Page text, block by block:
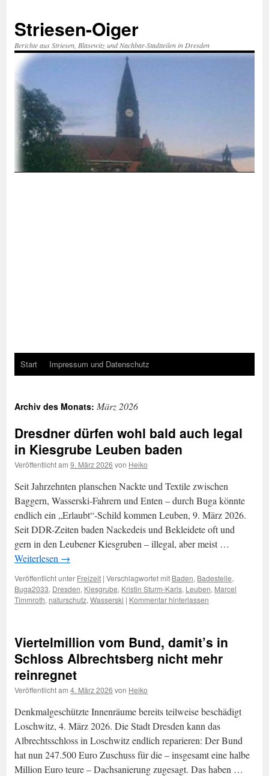
springen
Striesen-Oiger
Berichte aus Striesen, Blasewitz und Nachbar-Stadtteilen in Dresden
Start Impressum und Datenschutz
Archiv des Monats: März 2026
Dresdner dürfen wohl bald auch legal
in Kiesgrube Leuben baden
Veröffentlicht am 9. März 2026 von Heiko
Seit Jahrzehnten planschen Nackte und Textile zwischen
Baggern, Wasserski-Fahrern und Enten – durch Buga könnte
endlich ein „Erlaubt“-Schild kommen Leuben, 9. März 2026.
Seit DDR-Zeiten baden Nackedeis und Bekleidete oft und
gern in den Leubener Kiesgruben – illegal, aber meist …
Weiterlesen →
Veröffentlicht unter Freizeit | Verschlagwortet mit Baden, Badestelle,
Buga2033, Dresden, Kiesgrube, Kristin Sturm-Karls, Leuben, Marcel
Timmroth, naturschutz, Wasserski | Kommentar hinterlassen
Viertelmillion vom Bund, damit’s in
Schloss Albrechtsberg nicht mehr
reinregnet
Veröffentlicht am 4. März 2026 von Heiko
Denkmalgeschützte Innenräume bereits teilweise beschädigt
Loschwitz, 4. März 2026. Die Stadt Dresden kann das
Albrechtsschloss in Loschwitz endlich reparieren: Der Bund
hat nun 247.500 Euro Zuschuss für die – insgesamt eine halbe
Million Euro teure – Dachsanierung zugesagt. Das haben …